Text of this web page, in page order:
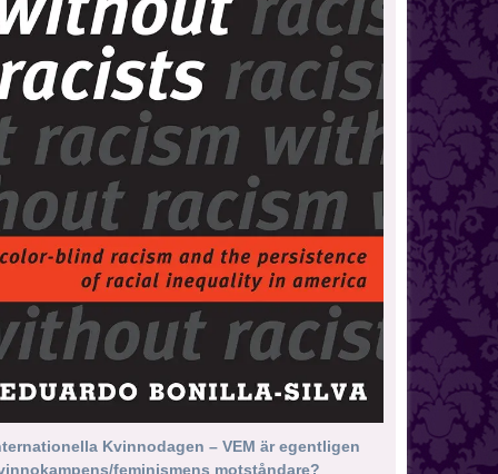
Kvinnodagen – VEM är egentligen
feminismens motståndare?